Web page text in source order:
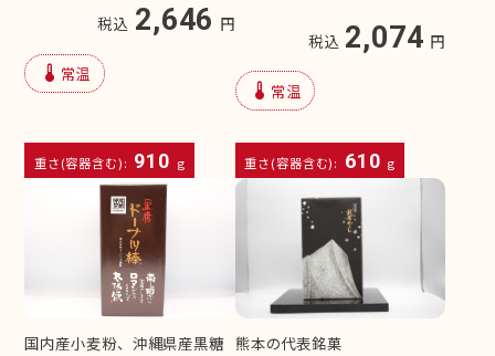
税込 2,646 円
device_thermostat 常温
重さ(容器含む): 910 g
税込 2,074 円
device_thermostat 常温
重さ(容器含む): 610 g
国内産小麦粉、沖縄県産黒糖 熊本の代表銘菓